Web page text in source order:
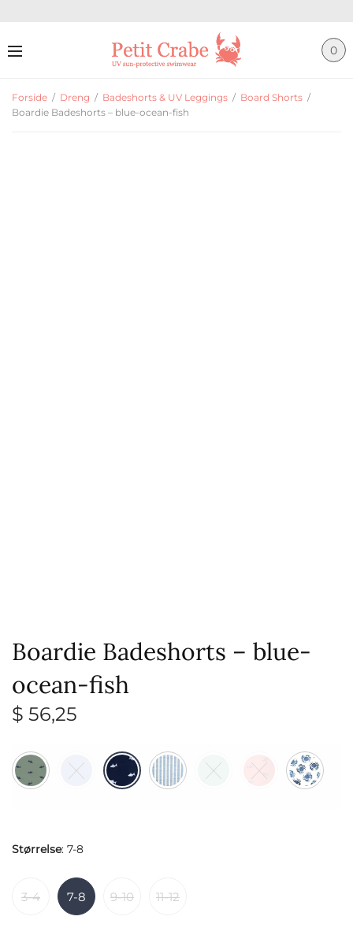
0
Forside / Dreng / Badeshorts & UV Leggings / Board Shorts /
Boardie Badeshorts – blue-ocean-fish
Boardie Badeshorts – blue-
ocean-fish
$ 56,25
Størrelse: 7-8
3-4 7-8 9-10 11-12